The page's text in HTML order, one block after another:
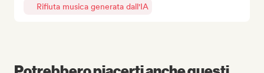
Rifiuta musica generata dall'IA